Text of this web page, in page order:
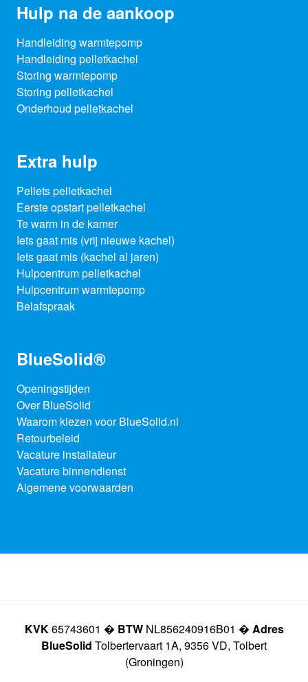
Hulp na de aankoop
Handleiding warmtepomp
Handleiding pelletkachel
Storing warmtepomp
Storing pelletkachel
Onderhoud pelletkachel
Extra hulp
Pellets pelletkachel
Eerste opstart pelletkachel
Te warm in de kamer
Iets gaat mis (vrij nieuwe kachel)
Iets gaat mis (kachel al jaren)
Hulpcentrum pelletkachel
Hulpcentrum warmtepomp
Belafspraak
BlueSolid®
Openingstijden
Over BlueSolid
Waarom kiezen voor BlueSolid.nl
Retourbeleid
Vacature installateur
Vacature binnendienst
Algemene voorwaarden
KVK65743601 � BTWNL856240916B01 � Adres
BlueSolid Tolbertervaart 1A, 9356 VD, Tolbert
(Groningen)